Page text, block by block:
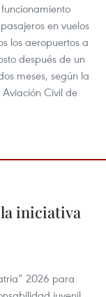
en vuelos
los aeropuertos a
después de un
meses, según la
Civil de
iniciativa
2026 para